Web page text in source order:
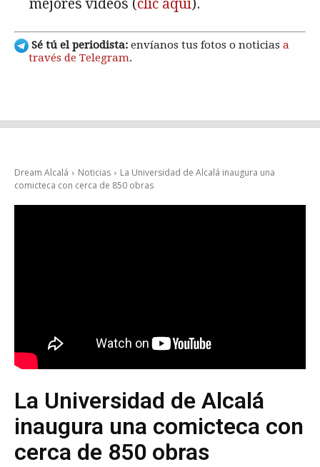
mejores vídeos (clic aquí).
Sé tú el periodista: envíanos tus fotos o noticias a
través de Telegram.